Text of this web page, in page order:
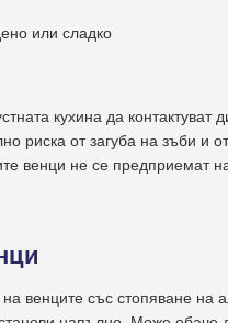
или сладко
кухина да контактуват
риска от загуба на зъби и
венци не се предприемат
венците със стопяване на